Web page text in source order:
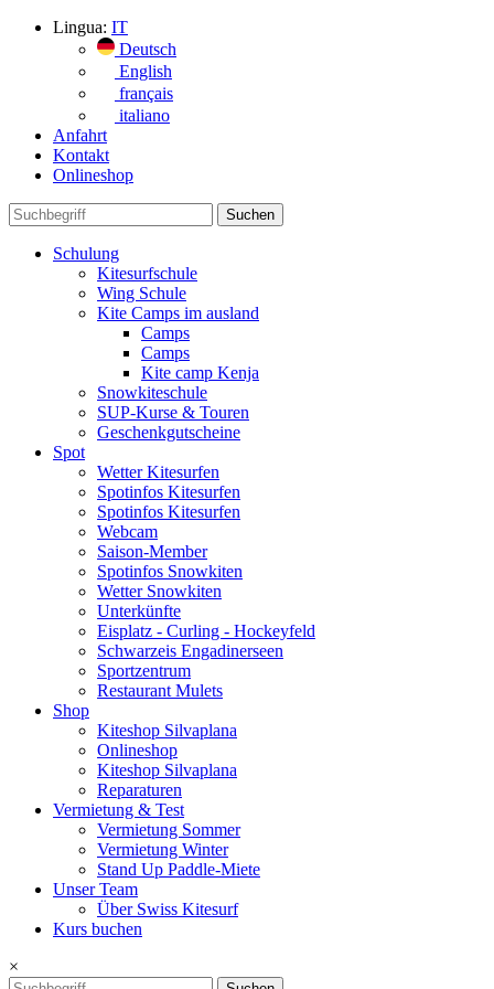
Lingua: IT
Deutsch
English
français
italiano
Anfahrt
Kontakt
Onlineshop
Schulung
Kitesurfschule
Wing Schule
Kite Camps im ausland
Camps
Camps
Kite camp Kenja
Snowkiteschule
SUP-Kurse & Touren
Geschenkgutscheine
Spot
Wetter Kitesurfen
Spotinfos Kitesurfen
Spotinfos Kitesurfen
Webcam
Saison-Member
Spotinfos Snowkiten
Wetter Snowkiten
Unterkünfte
Eisplatz - Curling - Hockeyfeld
Schwarzeis Engadinerseen
Sportzentrum
Restaurant Mulets
Shop
Kiteshop Silvaplana
Onlineshop
Kiteshop Silvaplana
Reparaturen
Vermietung & Test
Vermietung Sommer
Vermietung Winter
Stand Up Paddle-Miete
Unser Team
Über Swiss Kitesurf
Kurs buchen
×